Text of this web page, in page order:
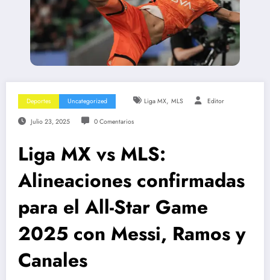
Deportes Uncategorized Liga MX, MLS Editor
Julio 23, 2025 0 Comentarios
Liga MX vs MLS:
Alineaciones confirmadas
para el All-Star Game
2025 con Messi, Ramos y
Canales